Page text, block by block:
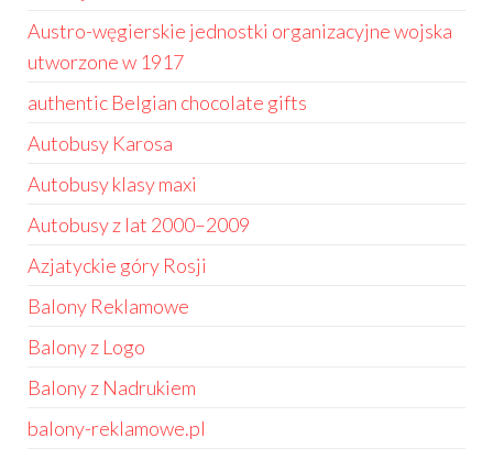
Austro-węgierskie jednostki organizacyjne wojska
utworzone w 1917
authentic Belgian chocolate gifts
Autobusy Karosa
Autobusy klasy maxi
Autobusy z lat 2000–2009
Azjatyckie góry Rosji
Balony Reklamowe
Balony z Logo
Balony z Nadrukiem
balony-reklamowe.pl